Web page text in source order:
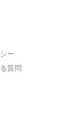
ー
質問